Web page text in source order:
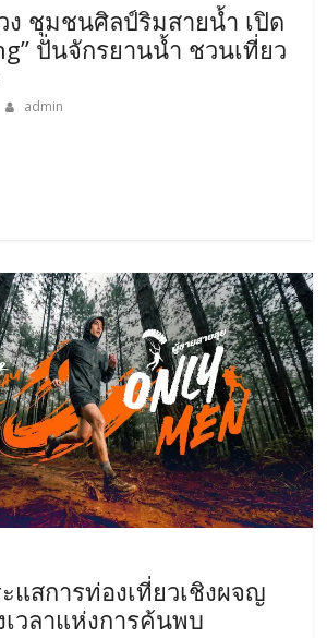
ง ชุมชนศิลป์ริมสายน้ำ เปิด
ปั่นจักรยานน้ำ ชวนเที่ยว
admin
แสการท่องเที่ยวเชิงผจญ
วลาแห่งการค้นพบ